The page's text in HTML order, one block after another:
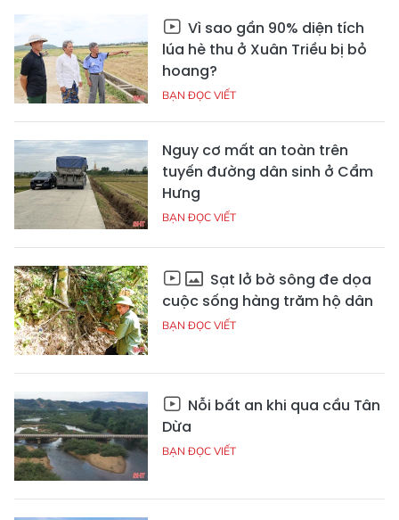
Vì sao gần 90% diện tích
lúa hè thu ở Xuân Triều bị bỏ
hoang?
BẠN ĐỌC VIẾT
Nguy cơ mất an toàn trên
tuyến đường dân sinh ở Cẩm
Hưng
BẠN ĐỌC VIẾT
Sạt lở bờ sông đe dọa
cuộc sống hàng trăm hộ dân
BẠN ĐỌC VIẾT
Nỗi bất an khi qua cầu Tân
Dừa
BẠN ĐỌC VIẾT